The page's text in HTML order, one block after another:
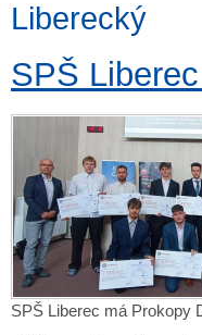
Rozhovory
Liberecký
SPŠ
SPŠ Liberec má Prokopy